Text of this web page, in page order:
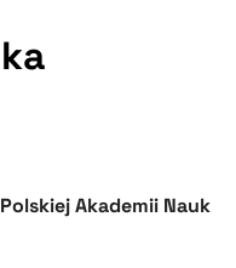
Akademii Nauk